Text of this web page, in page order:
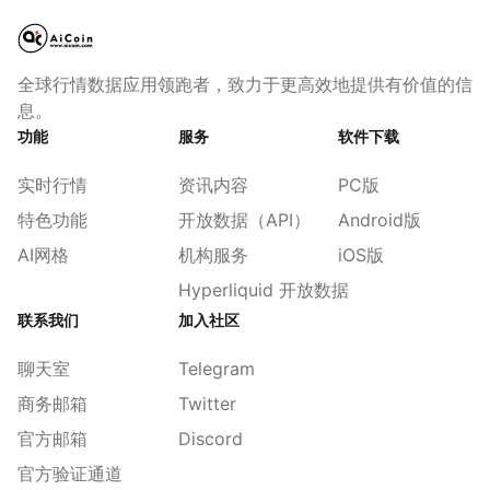
全球行情数据应用领跑者，致力于更高效地提供有价值的信
息。
功能
实时行情
特色功能
AI网格
服务
资讯内容
开放数据（API）
机构服务
Hyperliquid 开放数据
软件下载
PC版
Android版
iOS版
联系我们
聊天室
商务邮箱
官方邮箱
官方验证通道
加入社区
Telegram
Twitter
Discord